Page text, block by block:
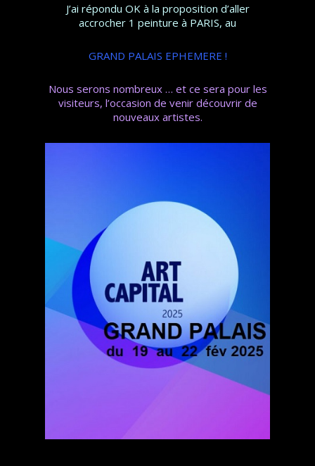
J’ai répondu OK à la proposition d’aller
accrocher 1 peinture à PARIS, au
GRAND PALAIS EPHEMERE !
Nous serons nombreux … et ce sera pour les
visiteurs, l’occasion de venir découvrir de
nouveaux artistes.